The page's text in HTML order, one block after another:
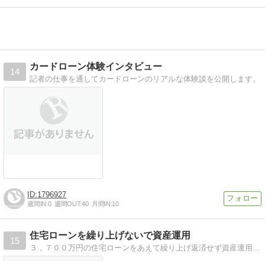
14
カードローン体験インタビュー
記者の仕事を通してカードローンのリアルな体験談を公開します。
1796927
週間IN:0 週間OUT:40 月間IN:10
15
住宅ローンを繰り上げないで資産運用
３，７００万円の住宅ローンをあえて繰り上げ返済せず資産運用で「資産家」目指します。